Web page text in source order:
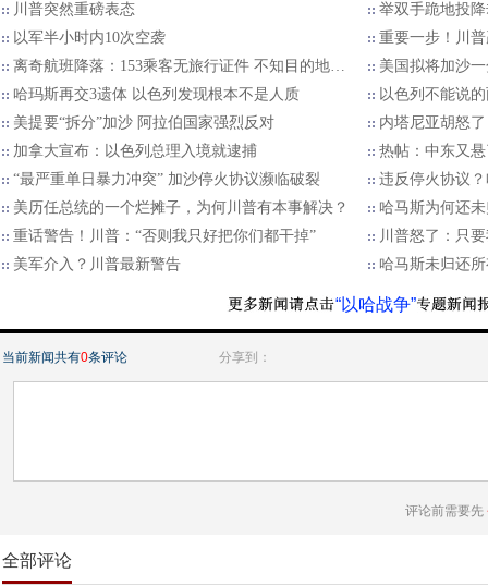
川普突然重磅表态
举双手跪地投
以军半小时内10次空袭
重要一步！川
离奇航班降落：153乘客无旅行证件 不知目的地…
美国拟将加沙
哈玛斯再交3遗体 以色列发现根本不是人质
以色列不能说
美提要“拆分”加沙 阿拉伯国家强烈反对
内塔尼亚胡怒
加拿大宣布：以色列总理入境就逮捕
热帖：中东又
“最严重单日暴力冲突” 加沙停火协议濒临破裂
违反停火协议
美历任总统的一个烂摊子，为何川普有本事解决？
哈马斯为何还
重话警告！川普：“否则我只好把你们都干掉”
川普怒了：只
美军介入？川普最新警告
哈马斯未归还
“以哈战争”
当前新闻共有0条评论 分享到：
评论前需要先
全部评论